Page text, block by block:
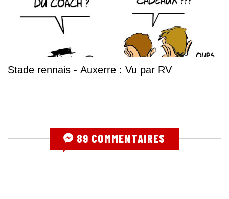
Stade rennais - Auxerre : Vu par RV
89 COMMENTAIRES